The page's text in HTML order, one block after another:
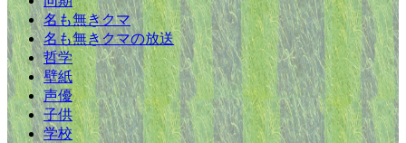
名も無きクマ
名も無きクマの放送
哲学
壁紙
声優
子供
学校